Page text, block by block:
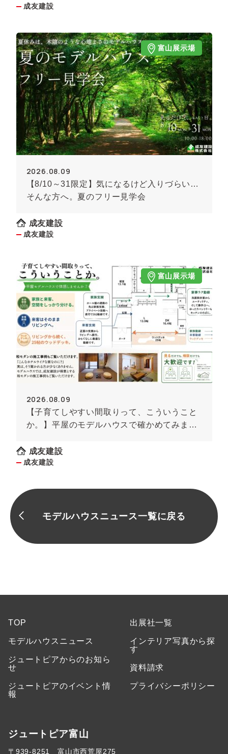
成友建設
富山展示場
2026.08.09
【8/10～31限定】気になるけど入りづらい…
そんな方へ。夏のフリー見学会
成友建設
成友建設
富山展示場
2026.08.09
【子育てしやすい間取りって、こういうこと
か。】平屋のモデルハウスで確かめてみませ
成友建設
成友建設
モデルハウスニュース一覧に戻る
TOP
モデルハウスニュース
ジュートピアからのお知ら
せ
ジュートピアのイベント情
報
出展社一覧
インテリア写真から探
す
資料請求
プライバシーポリシー
ジュートピア富山
〒939-8251 富山市西荒屋275